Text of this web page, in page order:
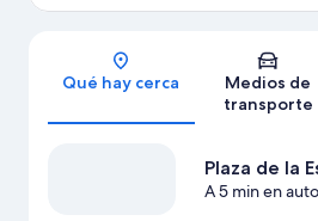
Qué hay cerca
Medios de
transporte
Plaza de la
A 5 min en auto